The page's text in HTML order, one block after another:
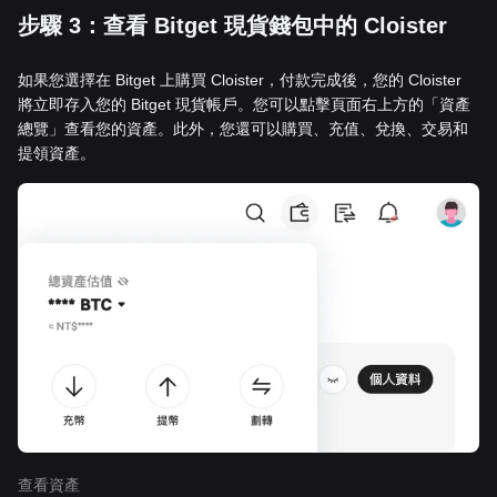
步驟 3：查看 Bitget 現貨錢包中的 Cloister
如果您選擇在 Bitget 上購買 Cloister，付款完成後，您的 Cloister
將立即存入您的 Bitget 現貨帳戶。您可以點擊頁面右上方的「資產
總覽」查看您的資產。此外，您還可以購買、充值、兌換、交易和
提領資產。
查看資產